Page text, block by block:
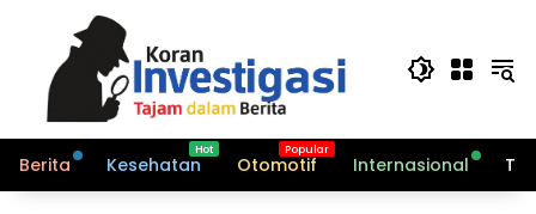
Berita Kesehatan Otomotif Internasional